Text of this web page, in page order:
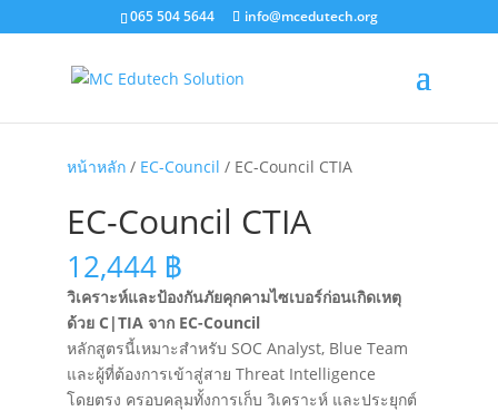
065 504 5644 info@mcedutech.org
หน้าหลัก/ EC-Council / EC-Council CTIA
EC-Council CTIA
12,444 ฿
วิเคราะห์และป้องกันภัยคุกคามไซเบอร์ก่อนเกิดเหตุ
ด้วย C|TIA จาก EC-Council
หลักสูตรนี้เหมาะสำหรับ SOC Analyst, Blue Team
และผู้ที่ต้องการเข้าสู่สาย Threat Intelligence
โดยตรง ครอบคลุมทั้งการเก็บ วิเคราะห์ และประยุกต์